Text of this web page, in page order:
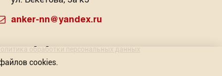
2 Торговых предложений: 3
anker-nn@yandex.ru
обработки персональных данных
cookies.